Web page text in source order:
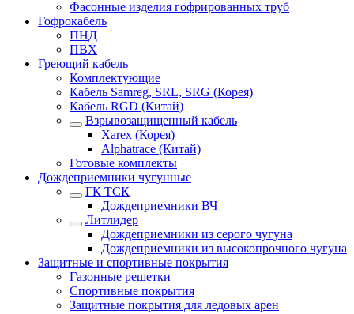
Фасонные изделия гофрированных труб
Гофрокабель
ПНД
ПВХ
Греющий кабель
Комплектующие
Кабель Samreg, SRL, SRG (Корея)
Кабель RGD (Китай)
Взрывозащищенный кабель
Xarex (Корея)
Alphatrace (Китай)
Готовые комплекты
Дождеприемники чугунные
ГК ТСК
Дождеприемники ВЧ
Литлидер
Дождеприемники из серого чугуна
Дождеприемники из высокопрочного чугуна
Защитные и спортивные покрытия
Газонные решетки
Спортивные покрытия
Защитные покрытия для ледовых арен